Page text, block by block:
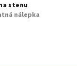
stenu
nálepka
hodnotenie produktu